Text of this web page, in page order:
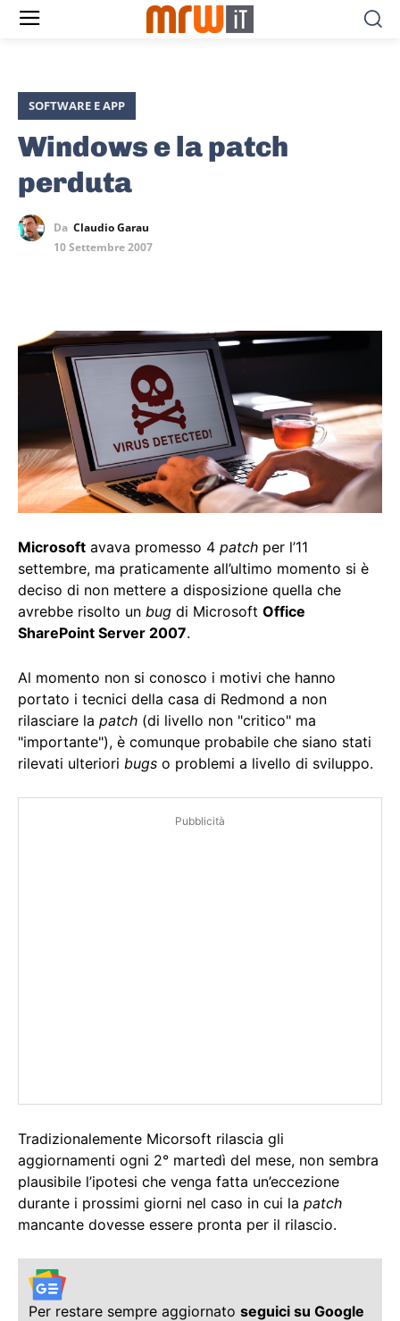
SOFTWARE E APP
Windows e la patch
perduta
Da Claudio Garau
10 Settembre 2007
Microsoft avava promesso 4 patch per l’11
settembre, ma praticamente all’ultimo momento si è
deciso di non mettere a disposizione quella che
avrebbe risolto un bug di Microsoft Office
SharePoint Server 2007.
Al momento non si conosco i motivi che hanno
portato i tecnici della casa di Redmond a non
rilasciare la patch (di livello non "critico" ma
"importante"), è comunque probabile che siano stati
rilevati ulteriori bugs o problemi a livello di sviluppo.
Pubblicità
Tradizionalemente Micorsoft rilascia gli
aggiornamenti ogni 2° martedì del mese, non sembra
plausibile l’ipotesi che venga fatta un’eccezione
durante i prossimi giorni nel caso in cui la patch
mancante dovesse essere pronta per il rilascio.
Per restare sempre aggiornato seguici su Google